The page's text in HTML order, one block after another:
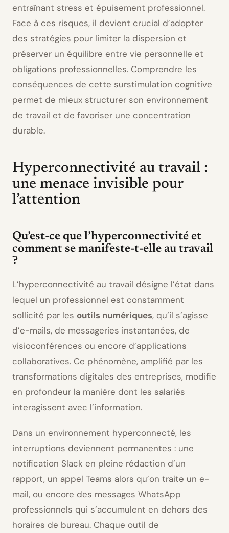
entraînant stress et épuisement professionnel.
Face à ces risques, il devient crucial d’adopter
des stratégies pour limiter la dispersion et
préserver un équilibre entre vie personnelle et
obligations professionnelles. Comprendre les
conséquences de cette surstimulation cognitive
permet de mieux structurer son environnement
de travail et de favoriser une concentration
durable.
Hyperconnectivité au travail :
une menace invisible pour
l’attention
Qu’est-ce que l’hyperconnectivité et
comment se manifeste-t-elle au travail
?
L’hyperconnectivité au travail désigne l’état dans
lequel un professionnel est constamment
sollicité par les outils numériques, qu’il s’agisse
d’e-mails, de messageries instantanées, de
visioconférences ou encore d’applications
collaboratives. Ce phénomène, amplifié par les
transformations digitales des entreprises, modifie
en profondeur la manière dont les salariés
interagissent avec l’information.
Dans un environnement hyperconnecté, les
interruptions deviennent permanentes : une
notification Slack en pleine rédaction d’un
rapport, un appel Teams alors qu’on traite un e-
mail, ou encore des messages WhatsApp
professionnels qui s’accumulent en dehors des
horaires de bureau. Chaque outil de